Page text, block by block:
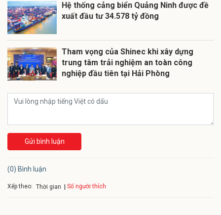
Hệ thống cảng biển Quảng Ninh được đề
xuất đầu tư 34.578 tỷ đồng
Tham vọng của Shinec khi xây dựng
trung tâm trải nghiệm an toàn công
nghiệp đầu tiên tại Hải Phòng
Gửi bình luận
(0) Bình luận
Xếp theo: Thời gian Số người thích